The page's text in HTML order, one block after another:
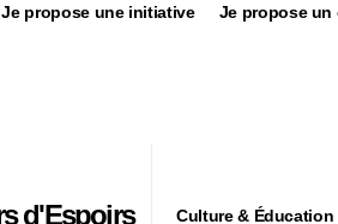
Je propose une initiative Je propose un
Culture & Éducation